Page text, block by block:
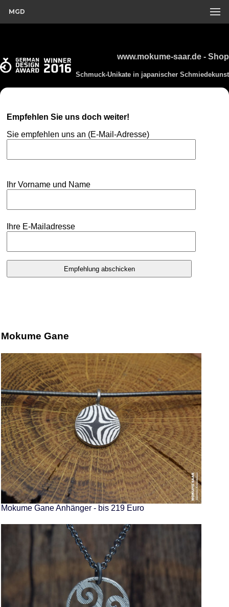
MGD
www.mokume-saar.de - Shop
Schmuck-Unikate in japanischer Schmiedekunst
Empfehlen Sie uns doch weiter!
Sie empfehlen uns an (E-Mail-Adresse)
Ihr Vorname und Name
Ihre E-Mailadresse
Mokume Gane
Mokume Gane Anhänger - bis 219 Euro